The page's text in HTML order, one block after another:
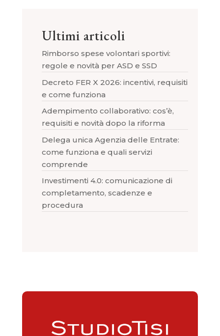
Ultimi articoli
Rimborso spese volontari sportivi:
regole e novità per ASD e SSD
Decreto FER X 2026: incentivi, requisiti
e come funziona
Adempimento collaborativo: cos’è,
requisiti e novità dopo la riforma
Delega unica Agenzia delle Entrate:
come funziona e quali servizi
comprende
Investimenti 4.0: comunicazione di
completamento, scadenze e
procedura